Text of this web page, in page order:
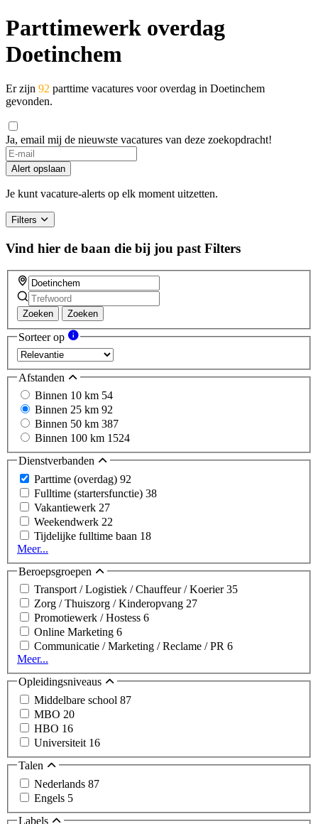
Parttimewerk overdag
Doetinchem
Er zijn 92 parttime vacatures voor overdag in Doetinchem
gevonden.
Ja, email mij de nieuwste vacatures van deze zoekopdracht!
Alert opslaan
Je kunt vacature-alerts op elk moment uitzetten.
Filters
Vind hier de baan die bij jou past Filters
Zoeken Zoeken
Sorteer op
Afstanden
Binnen 10 km 54
Binnen 25 km 92
Binnen 50 km 387
Binnen 100 km 1524
Dienstverbanden
Parttime (overdag) 92
Fulltime (startersfunctie) 38
Vakantiewerk 27
Weekendwerk 22
Tijdelijke fulltime baan 18
Meer...
Beroepsgroepen
Transport / Logistiek / Chauffeur / Koerier35
Zorg / Thuiszorg / Kinderopvang 27
Promotiewerk / Hostess 6
Online Marketing 6
Communicatie / Marketing / Reclame / PR 6
Meer...
Opleidingsniveaus
Middelbare school 87
MBO 20
HBO 16
Universiteit 16
Talen
Nederlands 87
Engels 5
Labels